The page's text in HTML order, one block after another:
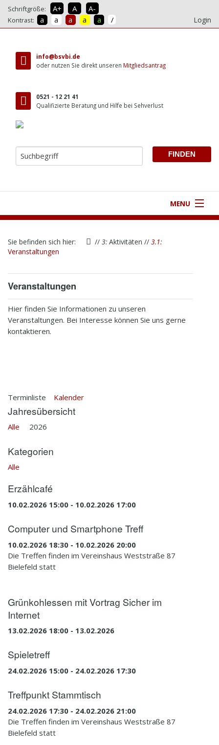
Schriftgröße: A+ A A-
Kontrast: a a a a a / Login
info@bsvbi.de
oder nutzen Sie direkt unseren Mitgliedsantrag
0521 - 12 21 41
Qualifizierte Beratung und Hilfe bei Sehverlust
zum
MENU
2
Verein
3
Aktivitäten
Infothek
Sie befinden sich hier: //3:Aktivitäten //3.1:
Veranstaltungen
Veranstaltungen
Hier finden Sie Informationen zu unseren
Veranstaltungen. Bei Interesse können Sie uns gerne
kontaktieren.
Terminliste Kalender
Jahresübersicht
Alle 2026
Kategorien
Alle
Erzählcafé
10.02.2026 15:00 - 10.02.2026 17:00
Computer und Smartphone Treff
10.02.2026 18:30 - 10.02.2026 20:00
Die Treffen finden im Vereinshaus Weststraße 87
Bielefeld statt
Grünkohlessen mit Vortrag Sicher im
Internet
13.02.2026 18:00 - 13.02.2026
Spieletreff
24.02.2026 15:00 - 24.02.2026 17:30
Treffpunkt Stammtisch
24.02.2026 17:30 - 24.02.2026 21:00
Die Treffen finden im Vereinshaus Weststraße 87
Bielefeld statt